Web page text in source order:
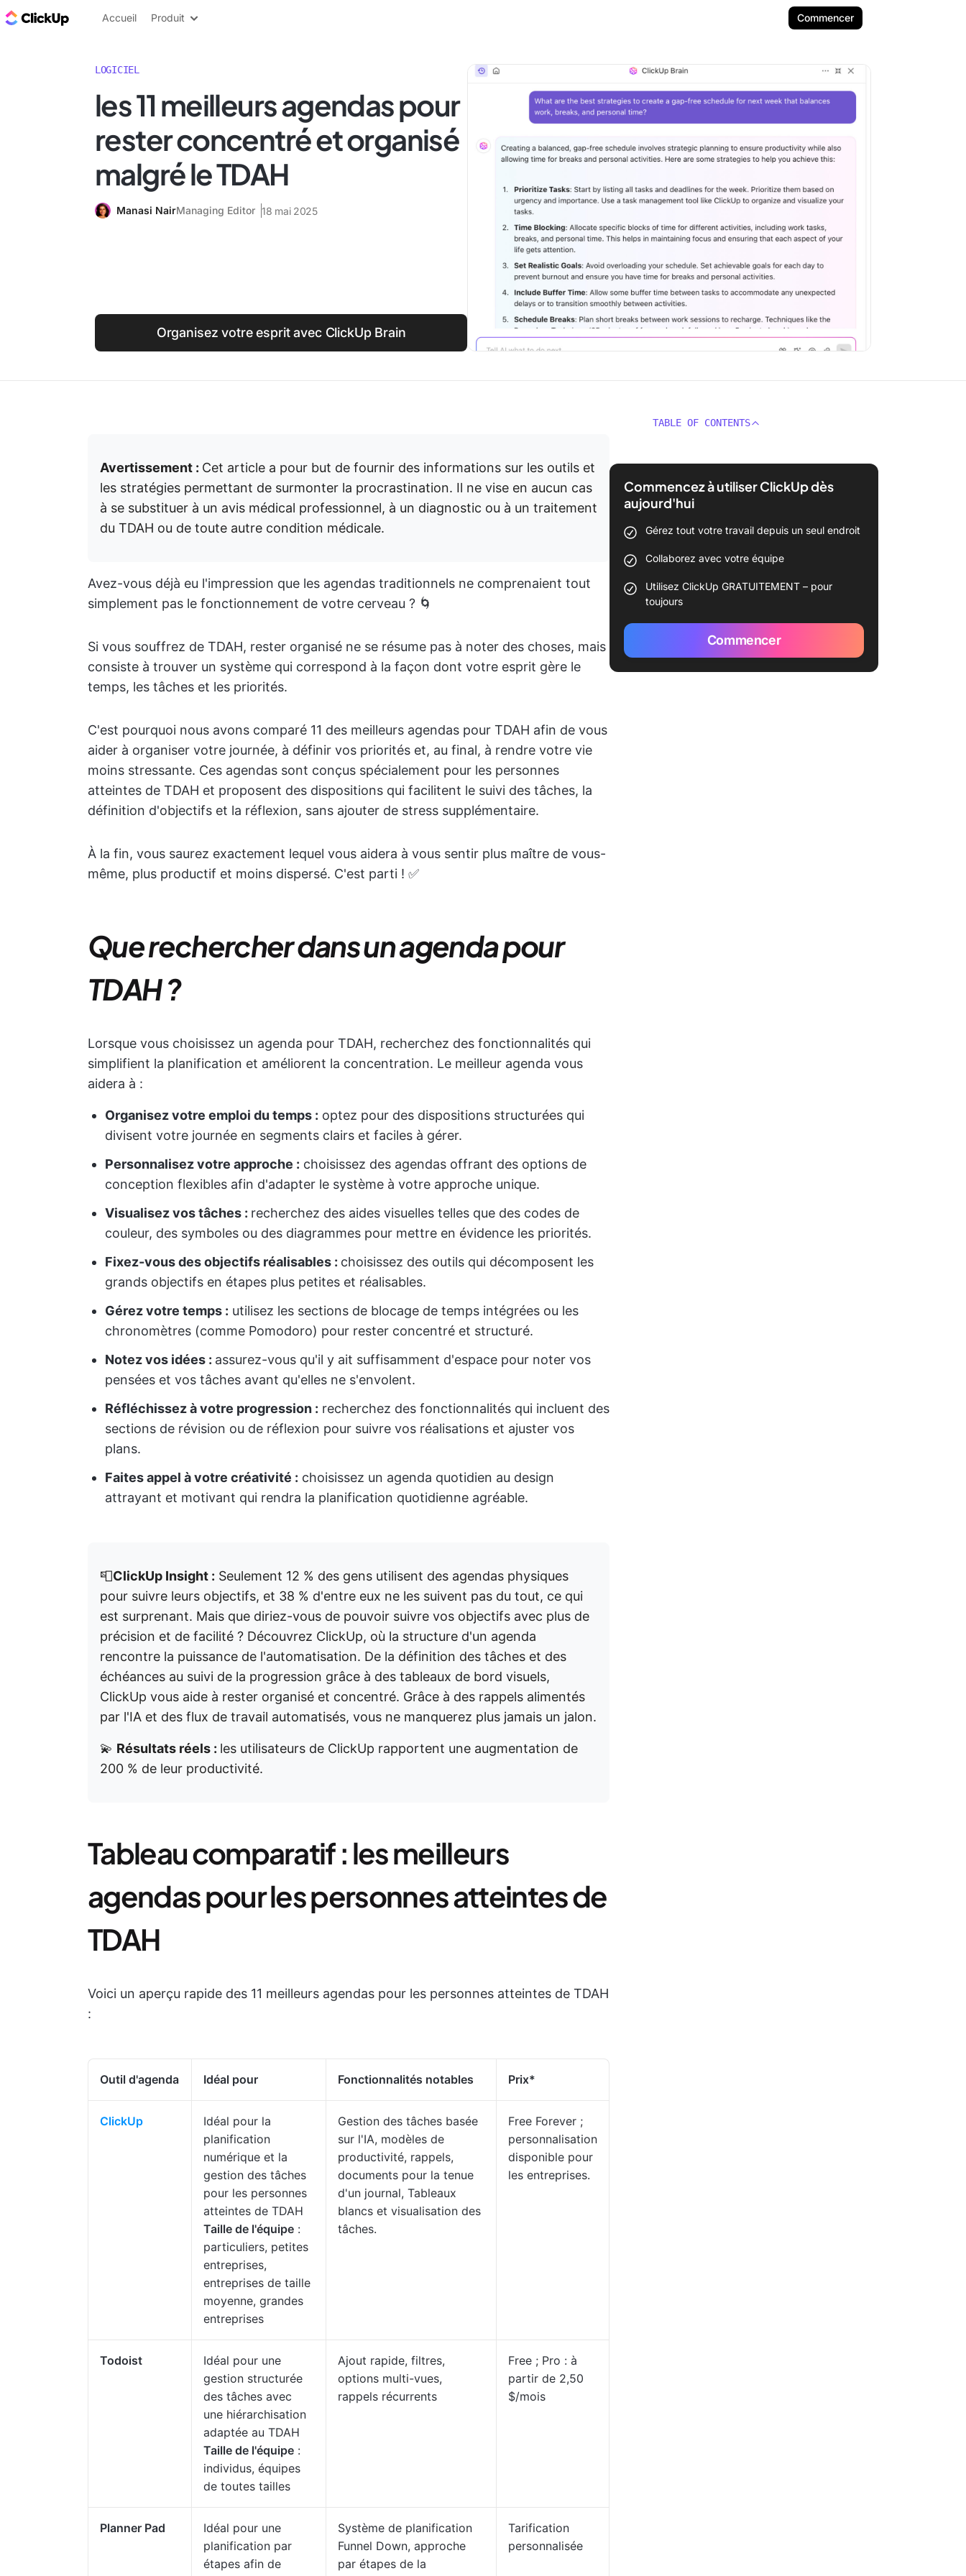
ClickUp Blog
Accueil Produit Commencer
LOGICIEL
les 11 meilleurs agendas pour
rester concentré et organisé
malgré le TDAH
Manasi NairManaging Editor 18 mai 2025
Organisez votre esprit avec ClickUp Brain
Avertissement : Cet article a pour but de fournir des informations sur les outils et
les stratégies permettant de surmonter la procrastination. Il ne vise en aucun cas
à se substituer à un avis médical professionnel, à un diagnostic ou à un traitement
du TDAH ou de toute autre condition médicale.
Avez-vous déjà eu l'impression que les agendas traditionnels ne comprenaient tout
simplement pas le fonctionnement de votre cerveau ? 🌀
Si vous souffrez de TDAH, rester organisé ne se résume pas à noter des choses, mais
consiste à trouver un système qui correspond à la façon dont votre esprit gère le
temps, les tâches et les priorités.
C'est pourquoi nous avons comparé 11 des meilleurs agendas pour TDAH afin de vous
aider à organiser votre journée, à définir vos priorités et, au final, à rendre votre vie
moins stressante. Ces agendas sont conçus spécialement pour les personnes
atteintes de TDAH et proposent des dispositions qui facilitent le suivi des tâches, la
définition d'objectifs et la réflexion, sans ajouter de stress supplémentaire.
À la fin, vous saurez exactement lequel vous aidera à vous sentir plus maître de vous-
même, plus productif et moins dispersé. C'est parti ! ✅
Que rechercher dans un agenda pour
TDAH ?
Lorsque vous choisissez un agenda pour TDAH, recherchez des fonctionnalités qui
simplifient la planification et améliorent la concentration. Le meilleur agenda vous
aidera à :
Organisez votre emploi du temps : optez pour des dispositions structurées qui
divisent votre journée en segments clairs et faciles à gérer.
Personnalisez votre approche : choisissez des agendas offrant des options de
conception flexibles afin d'adapter le système à votre approche unique.
Visualisez vos tâches : recherchez des aides visuelles telles que des codes de
couleur, des symboles ou des diagrammes pour mettre en évidence les priorités.
Fixez-vous des objectifs réalisables : choisissez des outils qui décomposent les
grands objectifs en étapes plus petites et réalisables.
Gérez votre temps : utilisez les sections de blocage de temps intégrées ou les
chronomètres (comme Pomodoro) pour rester concentré et structuré.
Notez vos idées : assurez-vous qu'il y ait suffisamment d'espace pour noter vos
pensées et vos tâches avant qu'elles ne s'envolent.
Réfléchissez à votre progression : recherchez des fonctionnalités qui incluent des
sections de révision ou de réflexion pour suivre vos réalisations et ajuster vos
plans.
Faites appel à votre créativité : choisissez un agenda quotidien au design
attrayant et motivant qui rendra la planification quotidienne agréable.
📮ClickUp Insight : Seulement 12 % des gens utilisent des agendas physiques
pour suivre leurs objectifs, et 38 % d'entre eux ne les suivent pas du tout, ce qui
est surprenant. Mais que diriez-vous de pouvoir suivre vos objectifs avec plus de
précision et de facilité ? Découvrez ClickUp, où la structure d'un agenda
rencontre la puissance de l'automatisation. De la définition des tâches et des
échéances au suivi de la progression grâce à des tableaux de bord visuels,
ClickUp vous aide à rester organisé et concentré. Grâce à des rappels alimentés
par l'IA et des flux de travail automatisés, vous ne manquerez plus jamais un jalon.
💫 Résultats réels : les utilisateurs de ClickUp rapportent une augmentation de
200 % de leur productivité.
Tableau comparatif : les meilleurs
agendas pour les personnes atteintes de
TDAH
Voici un aperçu rapide des 11 meilleurs agendas pour les personnes atteintes de TDAH
:
Outil d'agenda Idéal pour Fonctionnalités notables Prix*
ClickUp
Idéal pour la
planification
numérique et la
gestion des tâches
pour les personnes
atteintes de TDAH
Taille de l'équipe :
particuliers, petites
entreprises,
entreprises de taille
moyenne, grandes
entreprises
Gestion des tâches basée
sur l'IA, modèles de
productivité, rappels,
documents pour la tenue
d'un journal, Tableaux
blancs et visualisation des
tâches.
Free Forever ;
personnalisation
disponible pour
les entreprises.
Todoist
Idéal pour une
gestion structurée
des tâches avec
une hiérarchisation
adaptée au TDAH
Taille de l'équipe :
individus, équipes
de toutes tailles
Ajout rapide, filtres,
options multi-vues,
rappels récurrents
Free ; Pro : à
partir de 2,50
$/mois
Planner Pad
Idéal pour une
planification par
étapes afin de
Système de planification
Funnel Down, approche
par étapes de la
Tarification
personnalisée
TABLE OF CONTENTS
Commencez à utiliser ClickUp dès
aujourd'hui
Gérez tout votre travail depuis un seul endroit
Collaborez avec votre équipe
Utilisez ClickUp GRATUITEMENT – pour
toujours
Commencer